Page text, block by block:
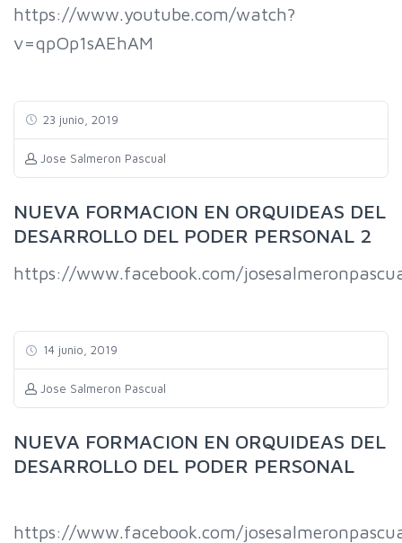
https://www.youtube.com/watch?
v=qpOp1sAEhAM
23 junio, 2019
Jose Salmeron Pascual
NUEVA FORMACION EN ORQUIDEAS DEL
DESARROLLO DEL PODER PERSONAL 2
https://www.facebook.com/
14 junio, 2019
Jose Salmeron Pascual
NUEVA FORMACION EN ORQUIDEAS DEL
DESARROLLO DEL PODER PERSONAL
https://www.facebook.com/